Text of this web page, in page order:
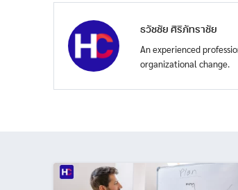
ธวัชชัย ศิริภัทราชัย
An experienced
organizational change.